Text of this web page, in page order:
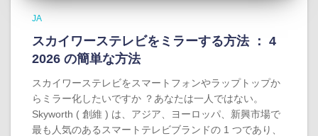
JA
スカイワーステレビをミラーする方法 ： 4
2026 の簡単な方法
スカイワーステレビをスマートフォンやラップトップか
らミラー化したいですか ？あなたは一人ではない。
Skyworth ( 創維 ) は、アジア、ヨーロッパ、新興市場で
最も人気のあるスマートテレビブランドの 1 つであり、